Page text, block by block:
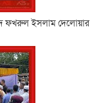
ফখরুল ইসলাম দেলোয়ার